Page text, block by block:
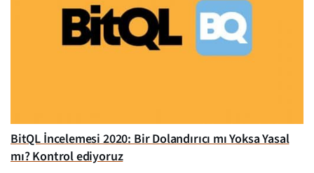
BitQL İncelemesi 2020: Bir Dolandırıcı mı Yoksa Yasal
mı? Kontrol ediyoruz